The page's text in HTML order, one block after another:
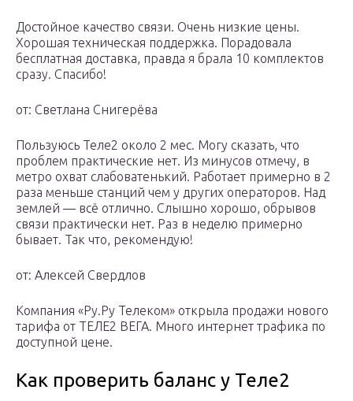
Достойное качество связи. Очень низкие цены.
Хорошая техническая поддержка. Порадовала
бесплатная доставка, правда я брала 10 комплектов
сразу. Спасибо!
от: Светлана Снигерёва
Пользуюсь Теле2 около 2 мес. Могу сказать, что
проблем практические нет. Из минусов отмечу, в
метро охват слабоватенький. Работает примерно в 2
раза меньше станций чем у других операторов. Над
землей — всё отлично. Слышно хорошо, обрывов
связи практически нет. Раз в неделю примерно
бывает. Так что, рекомендую!
от: Алексей Свердлов
Компания «Ру.Ру Телеком» открыла продажи нового
тарифа от ТЕЛЕ2 ВЕГА. Много интернет трафика по
доступной цене.
Как проверить баланс у Теле2